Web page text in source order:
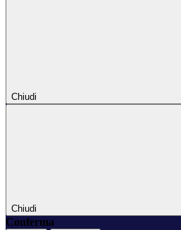
Chiudi
Chiudi
Conferma